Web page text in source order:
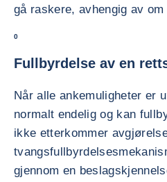
gå raskere, avhengig av
0
Fullbyrdelse av en
Når alle ankemuligheter er
normalt endelig og kan
ikke etterkommer
gjennom en